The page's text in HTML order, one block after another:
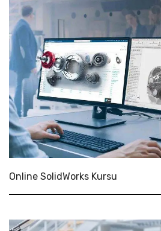
Online SolidWorks Kursu